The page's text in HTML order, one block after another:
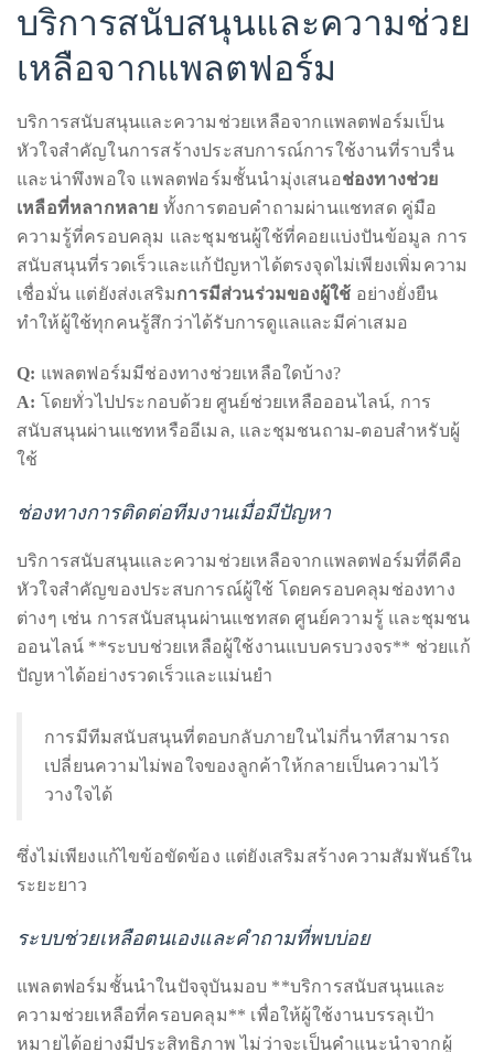
และกฎหมายแรงงานก็เป็นเรื่องจำเป็นที่พนักงานและ
นายจ้างควรศึกษาข้อมูลให้ดี
บริการสนับสนุนและความช่วย
เหลือจากแพลตฟอร์ม
บริการสนับสนุนและความช่วยเหลือจากแพลตฟอร์มเป็น
หัวใจสำคัญในการสร้างประสบการณ์การใช้งานที่ราบรื่น
และน่าพึงพอใจ แพลตฟอร์มชั้นนำมุ่งเสนอ ช่องทางช่วย
เหลือที่หลากหลายทั้งการตอบคำถามผ่านแชทสด คู่มือ
ความรู้ที่ครอบคลุม และชุมชนผู้ใช้ที่คอยแบ่งปันข้อมูล การ
เชื่อมั่น แต่ยังส่งเสริมการมีส่วนร่วมของผู้ใช้
ทำให้ผู้ใช้ทุกคนรู้สึกว่าได้รับการดูแลและมีค่าเสมอ
Q:แพลตฟอร์มมีช่องทางช่วยเหลือใดบ้าง?
สนับสนุนผ่านแชทหรืออีเมล, และชุมชนถาม-ตอบสำหรับผู้
ช่องทางการติดต่อทีมงานเมื่อมีปัญหา
บริการสนับสนุนและความช่วยเหลือจากแพลตฟอร์มที่ดีคือ
หัวใจสำคัญของประสบการณ์ผู้ใช้ โดยครอบคลุมช่องทาง
ออนไลน์ **ระบบช่วยเหลือผู้ใช้งานแบบครบวงจร** ช่วยแก้
ปัญหาได้อย่างรวดเร็วและแม่นยำ
เปลี่ยนความไม่พอใจของลูกค้าให้กลายเป็นความไว้
ซึ่งไม่เพียงแก้ไขข้อขัดข้อง แต่ยังเสริมสร้างความสัมพันธ์ใน
ระบบช่วยเหลือตนเองและคำถามที่พบบ่อย